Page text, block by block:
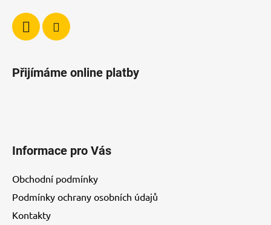
Přijímáme online platby
Informace pro Vás
Obchodní podmínky
Podmínky ochrany osobních údajů
Kontakty